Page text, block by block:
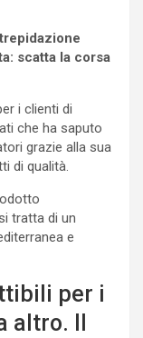
scatta la corsa
i clienti di
che ha saputo
grazie alla sua
di qualità.
tratta di un
e
per i
altro. Il